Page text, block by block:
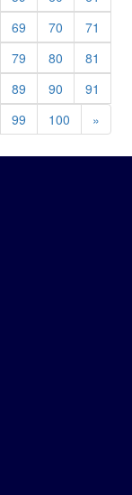
69 70
71
79 80
81
89 90
91
99 100 »